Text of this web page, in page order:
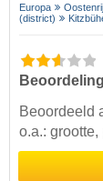
Europa
(district)
Beoordeeld
o.a.: